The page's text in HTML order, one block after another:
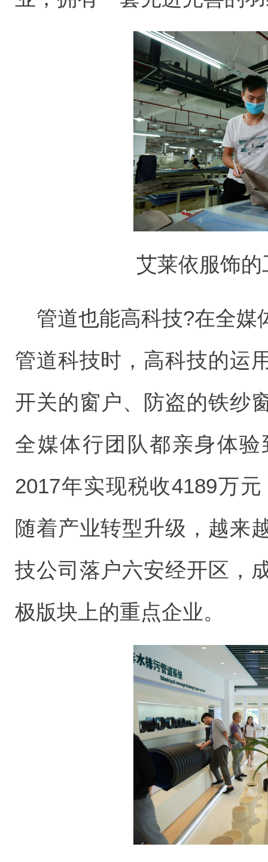
艾莱依服饰
管道也能高科技?在全媒
管道科技时，高科技的运
开关的窗户、防盗的铁
全媒体行团队都亲身体
2017年实现税收4189万
随着产业转型升级，越来
技公司落户六安经开区，
极版块上的重点企业。